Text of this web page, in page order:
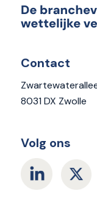
Contact
8031 DX Zwolle
Volg ons